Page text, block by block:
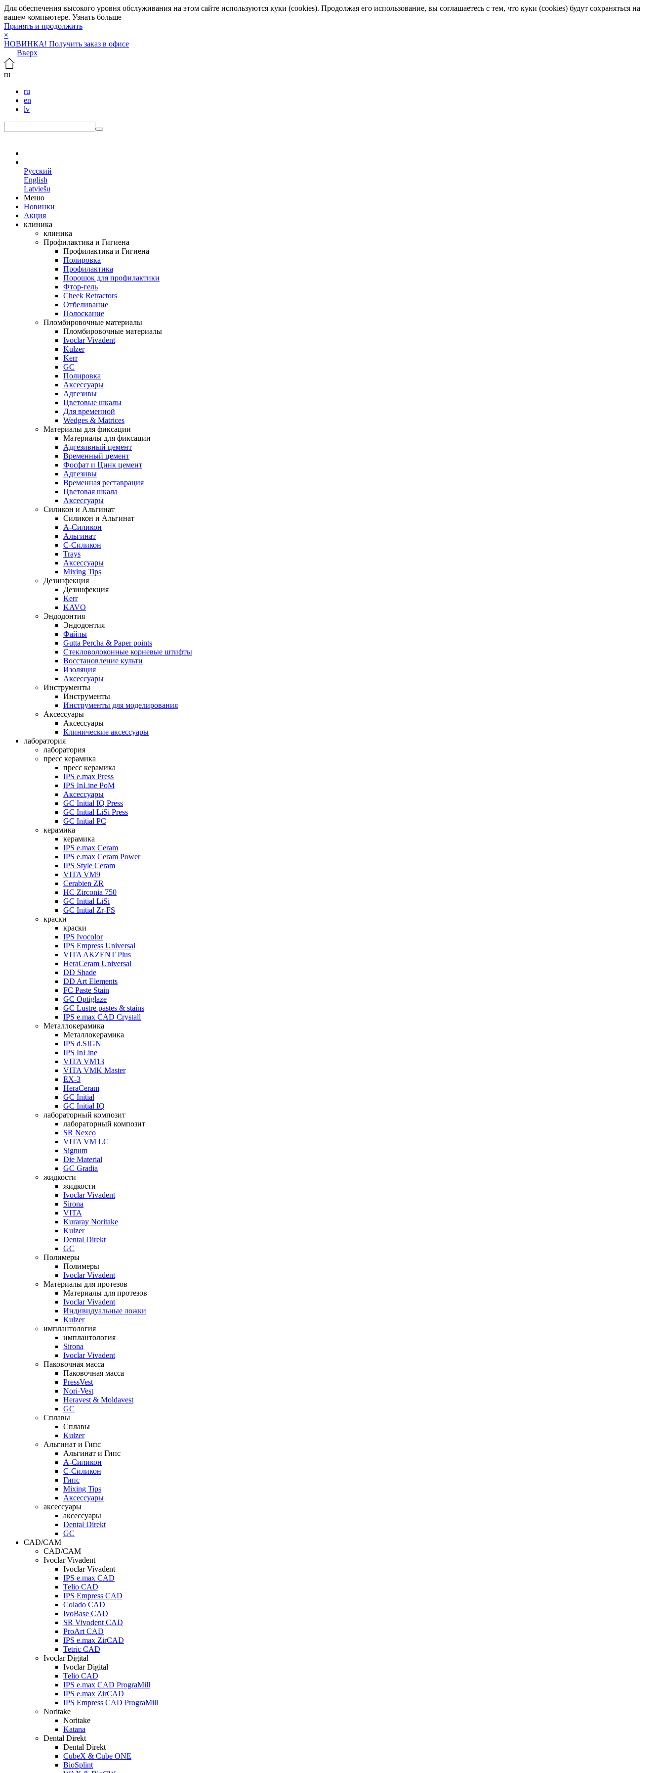
Для обеспечения высокого уровня обслуживания на этом сайте используются куки (cookies). Продолжая его использование, вы соглашаетесь с тем, что куки (cookies) будут сохраняться на
вашем компьютере. Узнать больше
Принять и продолжить
×
НОВИНКА! Получить заказ в офисе
Вверх
ru
ru
en
lv
Русский
English
Latviešu
Меню
Новинки
Акция
клиника
клиника
Профилактика и Гигиена
Профилактика и Гигиена
Полировка
Профилактика
Порошок для профилактики
Фтор-гель
Cheek Retractors
Отбеливание
Полоскание
Пломбировочные материалы
Пломбировочные материалы
Ivoclar Vivadent
Kulzer
Kerr
GC
Полировка
Аксессуары
Адгезивы
Цветовые шкалы
Для временной
Wedges & Matrices
Материалы для фиксации
Материалы для фиксации
Адгезивный цемент
Временный цемент
Фосфат и Цинк цемент
Адгезивы
Временная реставрация
Цветовая шкала
Аксессуары
Силикон и Альгинат
Силикон и Альгинат
A-Силикон
Альгинат
C-Силикон
Trays
Аксессуары
Mixing Tips
Дезинфекция
Дезинфекция
Kerr
KAVO
Эндодонтия
Эндодонтия
Файлы
Gutta Percha & Paper points
Стекловолоконные корневые штифты
Восстановление культи
Изоляция
Аксессуары
Инструменты
Инструменты
Инструменты для моделирования
Аксессуары
Аксессуары
Клинические аксессуары
лаборатория
лаборатория
пресс керамика
пресс керамика
IPS e.max Press
IPS InLine PoM
Аксессуары
GC Initial IQ Press
GC Initial LiSi Press
GC Initial PC
керамика
керамика
IPS e.max Ceram
IPS e.max Ceram Power
IPS Style Ceram
VITA VM9
Cerabien ZR
HC Zirconia 750
GC Initial LiSi
GC Initial Zr-FS
краски
краски
IPS Ivocolor
IPS Empress Universal
VITA AKZENT Plus
HeraCeram Universal
DD Shade
DD Art Elements
FC Paste Stain
GC Optiglaze
GC Lustre pastes & stains
IPS e.max CAD Crystall
Металлокерамика
Металлокерамика
IPS d.SIGN
IPS InLine
VITA VM13
VITA VMK Master
EX-3
HeraCeram
GC Initial
GC Initial IQ
лабораторный композит
лабораторный композит
SR Nexco
VITA VM LC
Signum
Die Material
GC Gradia
жидкости
жидкости
Ivoclar Vivadent
Sirona
VITA
Kuraray Noritake
Kulzer
Dental Direkt
GC
Полимеры
Полимеры
Ivoclar Vivadent
Материалы для протезов
Материалы для протезов
Ivoclar Vivadent
Индивидуальные ложки
Kulzer
имплантология
имплантология
Sirona
Ivoclar Vivadent
Паковочная масса
Паковочная масса
PressVest
Nori-Vest
Heravest & Moldavest
GC
Сплавы
Сплавы
Kulzer
Альгинат и Гипс
Альгинат и Гипс
A-Силикон
C-Силикон
Гипс
Mixing Tips
Аксессуары
аксессуары
аксессуары
Dental Direkt
GC
CAD/CAM
CAD/CAM
Ivoclar Vivadent
Ivoclar Vivadent
IPS e.max CAD
Telio CAD
IPS Empress CAD
Colado CAD
IvoBase CAD
SR Vivodent CAD
ProArt CAD
IPS e.max ZirCAD
Tetric CAD
Ivoclar Digital
Ivoclar Digital
Telio CAD
IPS e.max CAD PrograMill
IPS e.max ZirCAD
IPS Empress CAD PrograMill
Noritake
Noritake
Katana
Dental Direkt
Dental Direkt
CubeX & Cube ONE
BioSplint